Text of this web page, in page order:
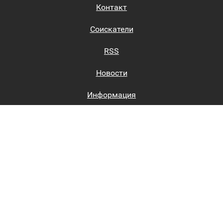
Контакт
Соискатели
RSS
Новости
Информация